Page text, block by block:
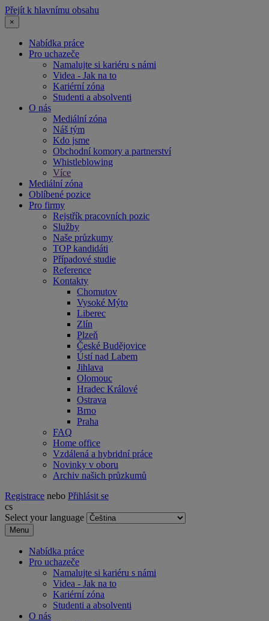
Přejít k hlavnímu obsahu
×
Nabídka práce
Pro uchazeče
Namalujte si kariéru s námi
Videa - Jak na to
Kariérní zóna
Studenti a absolventi
O nás
Mediální zóna
Náš tým
Kdo jsme
Obchodní komory a partnerství
Whistleblowing
Více
Mediální zóna
Oblíbené pozice
Pro firmy
Rejstřík pracovních pozic
Služby
Naše průzkumy
TOP kandidáti
Případové studie
Reference
Kontakty
Chomutov
Vysoké Mýto
Liberec
Zlín
Plzeň
České Budějovice
Ústí nad Labem
Jihlava
Olomouc
Hradec Králové
Ostrava
Brno
Praha
FAQ
Home office
Vzdálená a hybridní práce
Novinky v oboru
Archiv našich průzkumů
Registrace nebo Přihlásit se
cs
Select your language
Menu
Nabídka práce
Pro uchazeče
Namalujte si kariéru s námi
Videa - Jak na to
Kariérní zóna
Studenti a absolventi
O nás